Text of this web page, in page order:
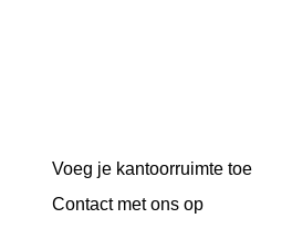
Voeg je kantoorruimte toe
Сontact met ons op